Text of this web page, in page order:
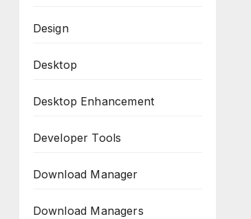
Design
Desktop
Desktop Enhancement
Developer Tools
Download Manager
Download Managers